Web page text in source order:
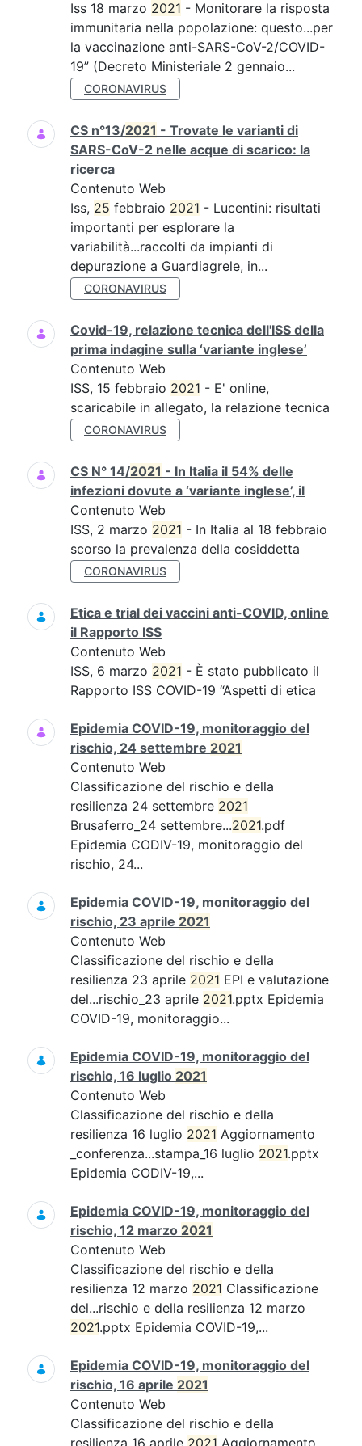
Iss 18 marzo 2021 - Monitorare la risposta
immunitaria nella popolazione: questo...per
la vaccinazione anti-SARS-CoV-2/COVID-
19” (Decreto Ministeriale 2 gennaio...
CORONAVIRUS
CS n°13/2021 - Trovate le varianti di
SARS-CoV-2 nelle acque di scarico: la
ricerca
Contenuto Web
Iss, 25 febbraio 2021 - Lucentini: risultati
importanti per esplorare la
variabilità...raccolti da impianti di
depurazione a Guardiagrele, in...
CORONAVIRUS
Covid-19, relazione tecnica dell'ISS della
prima indagine sulla ‘variante inglese’
Contenuto Web
ISS, 15 febbraio 2021 - E' online,
scaricabile in allegato, la relazione tecnica
CORONAVIRUS
CS N° 14/2021 - In Italia il 54% delle
infezioni dovute a ‘variante inglese’, il
Contenuto Web
ISS, 2 marzo 2021 - In Italia al 18 febbraio
scorso la prevalenza della cosiddetta
CORONAVIRUS
Etica e trial dei vaccini anti-COVID, online
il Rapporto ISS
Contenuto Web
ISS, 6 marzo 2021 - È stato pubblicato il
Rapporto ISS COVID-19 “Aspetti di etica
Epidemia COVID-19, monitoraggio del
rischio, 24 settembre 2021
Contenuto Web
Classificazione del rischio e della
resilienza 24 settembre 2021
Brusaferro_24 settembre...2021.pdf
Epidemia CODIV-19, monitoraggio del
rischio, 24...
Epidemia COVID-19, monitoraggio del
rischio, 23 aprile 2021
Contenuto Web
Classificazione del rischio e della
resilienza 23 aprile 2021 EPI e valutazione
del...rischio_23 aprile 2021.pptx Epidemia
COVID-19, monitoraggio...
Epidemia COVID-19, monitoraggio del
rischio, 16 luglio 2021
Contenuto Web
Classificazione del rischio e della
resilienza 16 luglio 2021 Aggiornamento
_conferenza...stampa_16 luglio 2021.pptx
Epidemia CODIV-19,...
Epidemia COVID-19, monitoraggio del
rischio, 12 marzo 2021
Contenuto Web
Classificazione del rischio e della
resilienza 12 marzo 2021 Classificazione
del...rischio e della resilienza 12 marzo
2021.pptx Epidemia COVID-19,...
Epidemia COVID-19, monitoraggio del
rischio, 16 aprile 2021
Contenuto Web
Classificazione del rischio e della
resilienza 16 aprile 2021 Aggiornamento